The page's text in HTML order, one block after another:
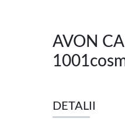
AVON
DETALII